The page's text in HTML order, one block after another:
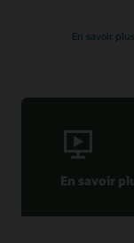
En savoir plus
En savoir